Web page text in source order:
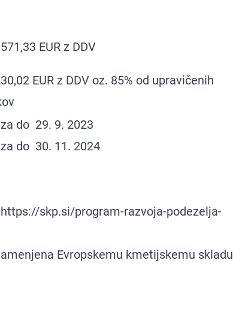
EUR z DDV
EUR z DDV oz. 85% od upravičenih
do 29. 9. 2023
do 30. 11. 2024
https://skp.si/program-razvoja-podezelja-
Evropskemu kmetijskemu skladu